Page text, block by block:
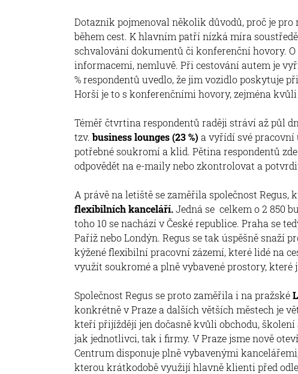
Dotazník pojmenoval několik důvodů, proč je
během cest. K hlavním patří nízká míra
schvalování dokumentů či konferenční hovory.
informacemi, nemluvě. Při cestování autem je
% respondentů uvedlo, že jim vozidlo poskytuje
Horší je to s konferenčními hovory, zejména
Téměř čtvrtina respondentů raději stráví až půl
tzv.business lounges (23 %) a vyřídí své
potřebné soukromí a klid. Pětina respondentů
odpovědět na e-maily nebo zkontrolovat a
A právě na letiště se zaměřila společnost Regus,
flexibilních kanceláří.Jedná se celkem o 2 850
toho 10 se nachází v České republice. Praha se
Paříž nebo Londýn. Regus se tak úspěšně snaží
kýžené flexibilní pracovní zázemí, které lidé na
využít soukromé a plně vybavené prostory,
Společnost Regus se proto zaměřila i na pražské
konkrétně v Praze a dalších větších městech je
kteří přijíždějí jen dočasně kvůli obchodu,
jak jednotlivci, tak i firmy. V Praze jsme nově
Centrum disponuje plně vybavenými
kterou krátkodobě využijí hlavně klienti před